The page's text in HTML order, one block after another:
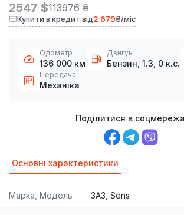
2547 $113976 ₴
Купити в кредит від2 679₴/міс
Одометр
136 000 км
Двигун
Бензин, 1.3, 0 к.с.
Передача
Механіка
Поділитися в
Основні характеристики
Марка, Модель ЗАЗ, Sens